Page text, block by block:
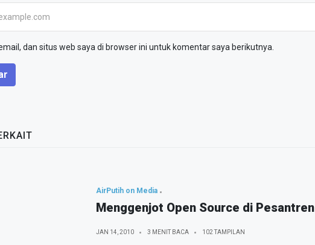
dan situs web saya di browser ini untuk komentar saya berikutnya.
AirPutih on Media
Menggenjot Open Source di Pesantren
JAN 14, 2010 3 MENIT BACA 102 TAMPILAN